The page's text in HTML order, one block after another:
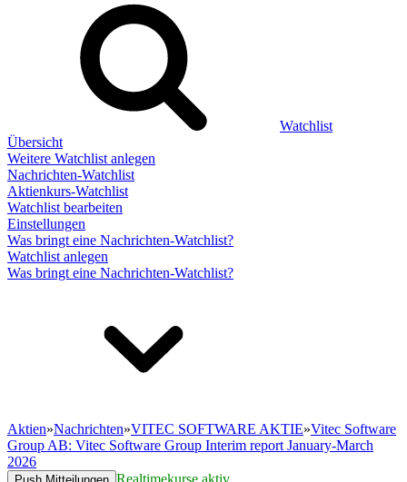
Watchlist
Übersicht
Weitere Watchlist anlegen
Nachrichten-Watchlist
Aktienkurs-Watchlist
Watchlist bearbeiten
Einstellungen
Was bringt eine Nachrichten-Watchlist?
Watchlist anlegen
Was bringt eine Nachrichten-Watchlist?
Aktien»Nachrichten»VITEC SOFTWARE AKTIE»Vitec Software
Group AB: Vitec Software Group Interim report January-March
2026
Realtimekurse aktiv